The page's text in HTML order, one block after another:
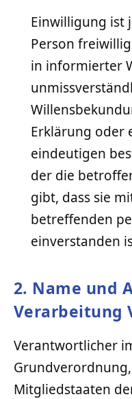
Einwilligung ist
Person
in informierter
Erklärung oder
eindeutigen
der die
gibt, dass sie
betreffenden
einverstanden
2. Name und
Verarbeitung
Verantwortlicher
Mitgliedstaaten